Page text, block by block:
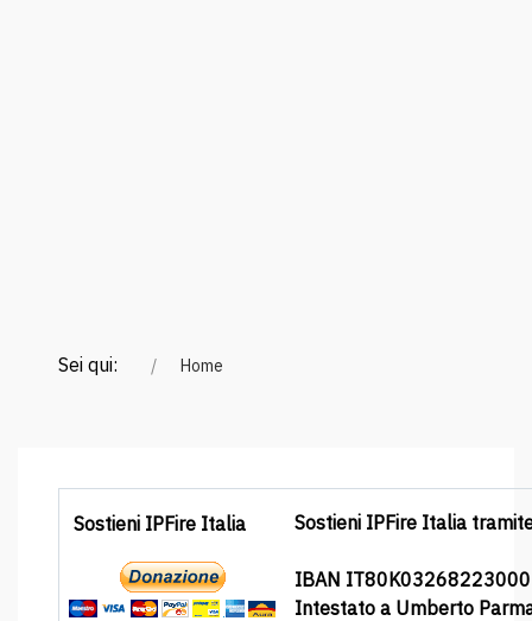
Sei qui: Home
Sostieni IPFire Italia Sostieni IPFire Italia
IBAN
Intestato a Umberto